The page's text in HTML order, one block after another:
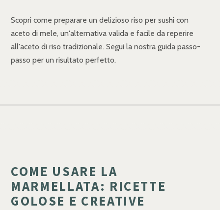
Scopri come preparare un delizioso riso per sushi con
aceto di mele, un'alternativa valida e facile da reperire
all'aceto di riso tradizionale. Segui la nostra guida passo-
passo per un risultato perfetto.
COME USARE LA
MARMELLATA: RICETTE
GOLOSE E CREATIVE